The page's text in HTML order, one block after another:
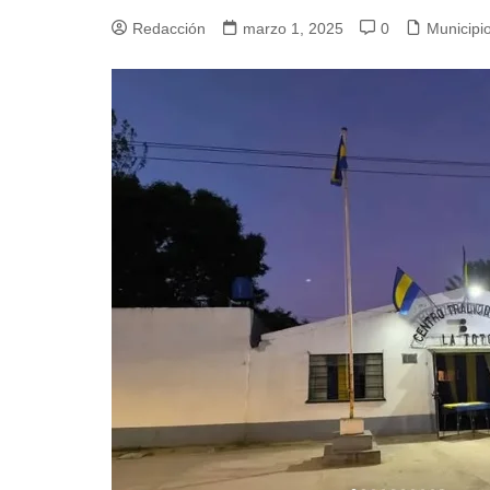
Redacción marzo 1, 2025 0